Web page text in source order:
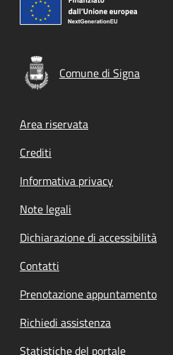
Comune di Signa
Footer menu
Area riservata
Crediti
Informativa privacy
Note legali
Dichiarazione di accessibilità
Contatti
Prenotazione appuntamento
Richiedi assistenza
Statistiche del portale